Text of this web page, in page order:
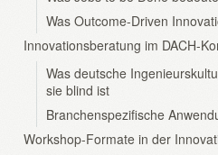
Was Outcome-Driven
Innovationsberatung im DACH-
Was deutsche
sie blind ist
Branchenspezifische
Workshop-Formate in der